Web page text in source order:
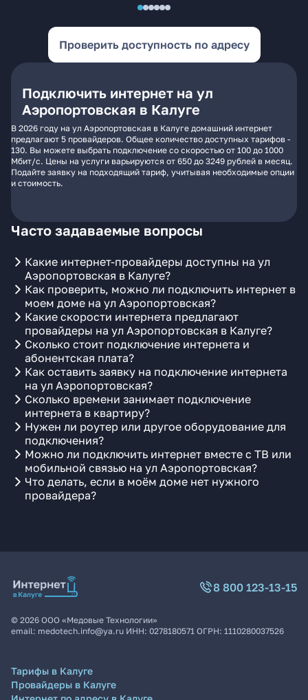
Проверить доступность по адресу
Подключить интернет на ул
Аэропортовская в Калуге
В 2026 году на ул Аэропортовская в Калуге домашний интернет
предлагают 5 провайдеров. Общее количество доступных тарифов -
130. Вы можете выбрать подключение со скоростью от 100 до 1000
Мбит/с. Цены на услуги варьируются от 650 до 3249 рублей в месяц.
Подайте заявку на подходящий тариф, учитывая необходимые опции
и стоимость.
Часто задаваемые вопросы
Какие интернет-провайдеры доступны на ул
Аэропортовская в Калуге?
Как проверить, можно ли подключить интернет в
моем доме на ул Аэропортовская?
Какие скорости интернета предлагают
провайдеры на ул Аэропортовская в Калуге?
Сколько стоит подключение интернета и
абонентская плата?
Как оставить заявку на подключение интернета
на ул Аэропортовская?
Сколько времени занимает подключение
интернета в квартиру?
Нужен ли роутер или другое оборудование для
подключения?
Можно ли подключить интернет вместе с ТВ или
мобильной связью на ул Аэропортовская?
Что делать, если в моём доме нет нужного
провайдера?
8 800 123-13-15
© 2026 ООО «Медовые Технологии»
email: medotech.info@ya.ru ИНН: 0278180571 ОГРН: 1110280037526
Тарифы в Калуге
Провайдеры в Калуге